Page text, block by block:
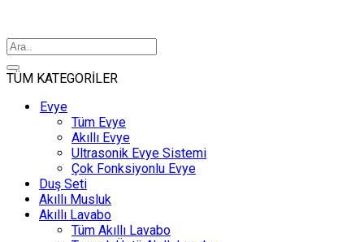
TÜM KATEGORİLER
Evye
Tüm Evye
Akıllı Evye
Ultrasonik Evye Sistemi
Çok Fonksiyonlu Evye
Duş Seti
Akıllı Musluk
Akıllı Lavabo
Tüm Akıllı Lavabo